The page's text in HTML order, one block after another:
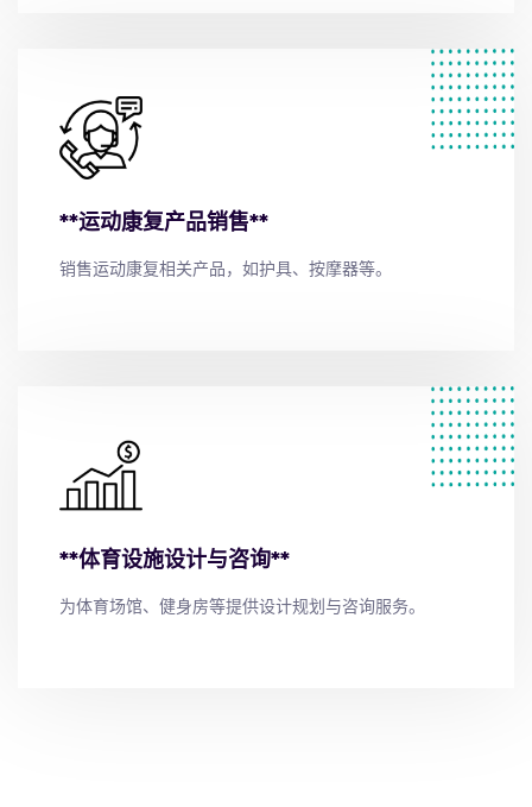
**运动康复产品销售**
销售运动康复相关产品，如护具、按摩器等。
**体育设施设计与咨询**
为体育场馆、健身房等提供设计规划与咨询服务。